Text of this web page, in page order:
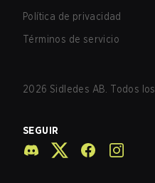
Política de privacidad
Términos de servicio
2026 Sidledes AB. Todos
SEGUIR